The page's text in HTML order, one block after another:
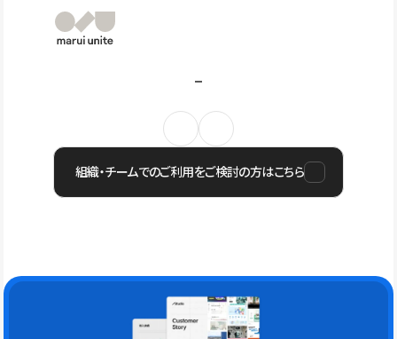
組織・チームでのご利用をご検討の方はこちら